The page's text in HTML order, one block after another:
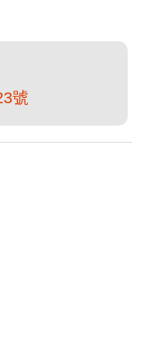
號